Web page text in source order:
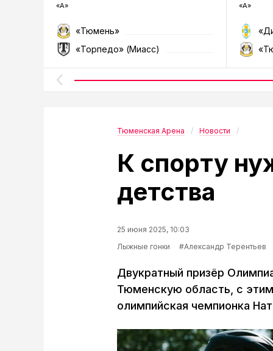
«А»
«Тюмень»
«Торпедо» (Миасс)
«А»
Тюменская Арена Новости
К спорту
детства
25 июня 2025, 10:03
Лыжные гонки
#Александр Терентьев
Двукратный призёр
Тюменскую область, с этим
олимпийская чемпионка